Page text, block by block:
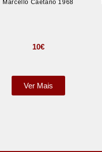
Marcello Caetano 1968
10€
Ver Mais